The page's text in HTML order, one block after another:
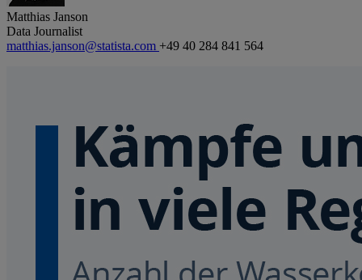
Matthias Janson
Data Journalist
matthias.janson@statista.com +49 40 284 841 564